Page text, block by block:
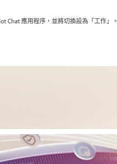
Chat 應用程序，並將切換設為「工作」。